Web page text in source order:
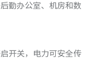
勤办公室、机房和数
开关，电力可安全传